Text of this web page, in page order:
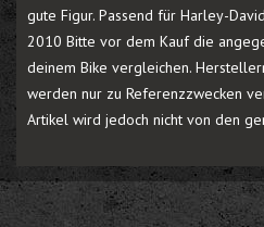
gute Figur. Passend für Harley-
2010 Bitte vor dem Kauf die
deinem Bike vergleichen.
werden nur zu Referenzzwecken
Artikel wird jedoch nicht von den